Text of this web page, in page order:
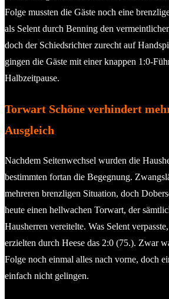
Folge mussten die Gäste noch eine
als Selent durch Benning den
doch der Schiedsrichter zurecht auf
gingen die Gäste mit einer knappen 1:0-
Halbzeitpause.
Torwart Schöne verhindert
Ausgleich
Nachdem Seitenwechsel wurden die
bestimmten fortan die Begegnung.
mehreren brenzligen Situation, doch
heute einen hellwachen Torwart, der
Hausherren vereitelte. Was Selent
erzielten durch Heese das 2:0 (75.). Zwar
Folge noch einmal alles nach vorne, doch
einfach nicht gelingen.